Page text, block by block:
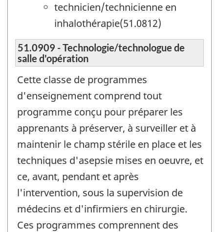
technicien/technicienne en
inhalothérapie(51.0812)
51.0909 - Technologie/technologue de
salle d'opération
Cette classe de programmes
d'enseignement comprend tout
programme conçu pour préparer les
apprenants à préserver, à surveiller et à
maintenir le champ stérile en place et les
techniques d'asepsie mises en oeuvre, et
ce, avant, pendant et après
l'intervention, sous la supervision de
médecins et d'infirmiers en chirurgie.
Ces programmes comprennent des